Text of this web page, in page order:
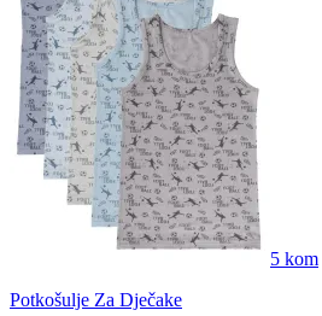
5 kom
Potkošulje Za Dječake